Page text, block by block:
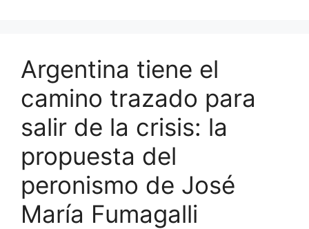
Argentina tiene el
camino trazado para
salir de la crisis: la
propuesta del
peronismo de José
María Fumagalli